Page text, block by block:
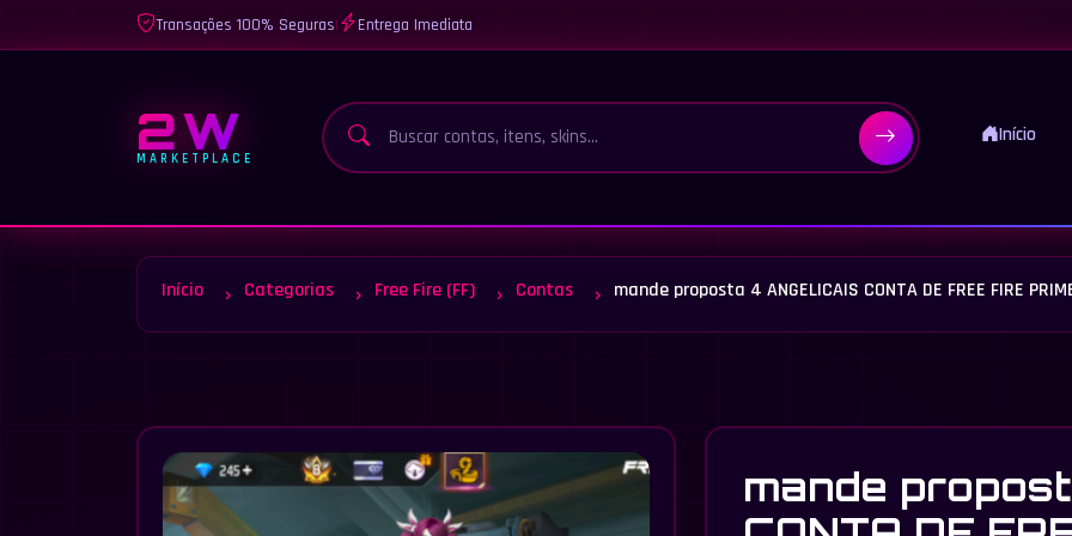
Transações 100% Seguras| Entrega Imediata
2W
MARKETPLACE
Início
Início Categorias Free Fire (FF) Contas mande proposta 4 ANGELICAIS CONTA DE FREE FIRE
mande